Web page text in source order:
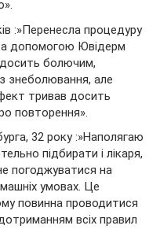
:»Перенесла процедуру
допомогою Ювідерм
болючим,
знеболювання, але
тривав досить
повторення».
32 року :»Наполягаю
підбирати і лікаря,
не погоджуватися на
умовах. Це
повинна проводитися
всіх правил